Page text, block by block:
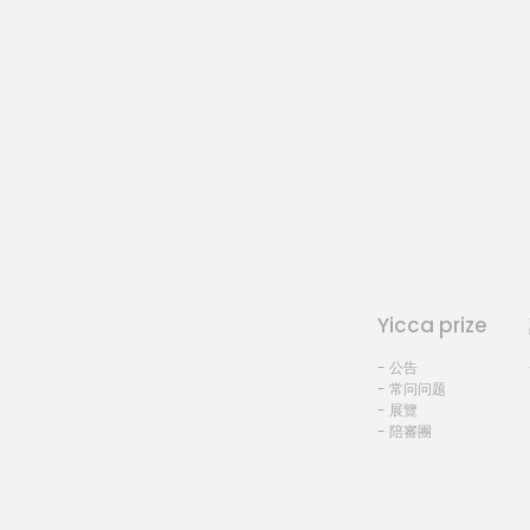
Yicca prize
- 公告
- 常问问题
- 展覽
- 陪審團